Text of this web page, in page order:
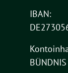
IBAN: